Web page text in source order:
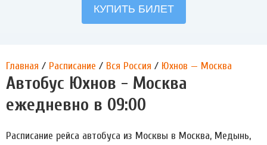
Главная / Расписание / Вся Россия / Юхнов — Москва
Автобус Юхнов - Москва
ежедневно в 09:00
Расписание рейса автобуса из Москвы в Москва, Медынь,